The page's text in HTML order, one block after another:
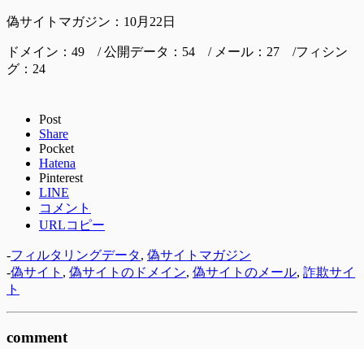
偽サイトマガジン：10月22日
ドメイン：49 / 公開データ：54 / メール：27 /フィシン
グ：24
Post
Share
Pocket
Hatena
Pinterest
LINE
コメント
URLコピー
-フィルタリングデータ, 偽サイトマガジン
-偽サイト , 偽サイトのドメイン, 偽サイトのメール, 詐欺サイ
ト
comment